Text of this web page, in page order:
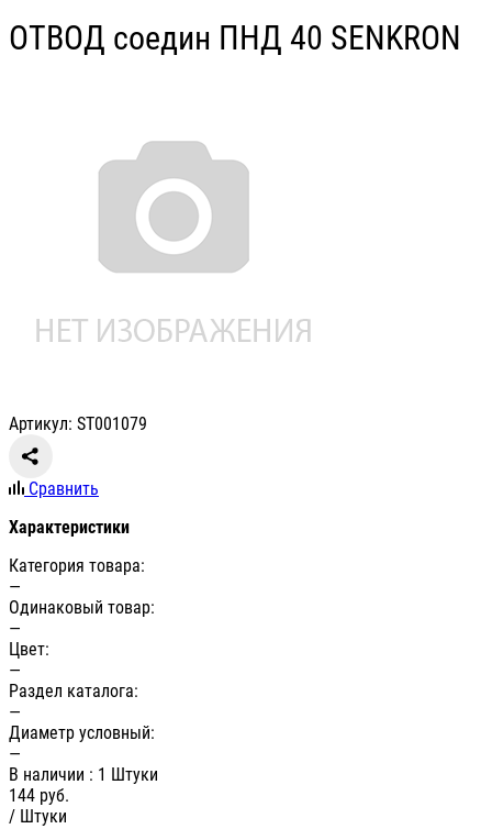
ОТВОД соедин ПНД 40 SENKRON
Артикул: ST001079
Сравнить
Характеристики
Категория товара:
—
Одинаковый товар:
—
Цвет:
—
Раздел каталога:
—
Диаметр условный:
—
В наличии : 1 Штуки
144 руб.
/ Штуки